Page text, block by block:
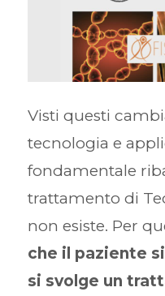
Visti questi
tecnologia e
fondamentale
trattamento di
non esiste. Per
che il paziente
si svolge un